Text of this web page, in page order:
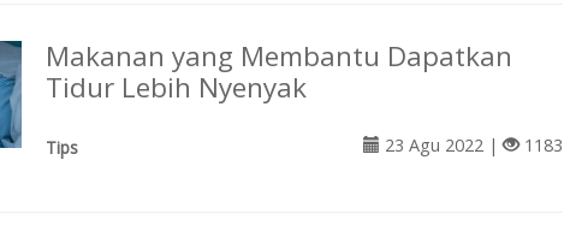
Makanan yang Membantu Dapatkan
Tidur Lebih Nyenyak
Tips 23 Agu 2022 | 1183